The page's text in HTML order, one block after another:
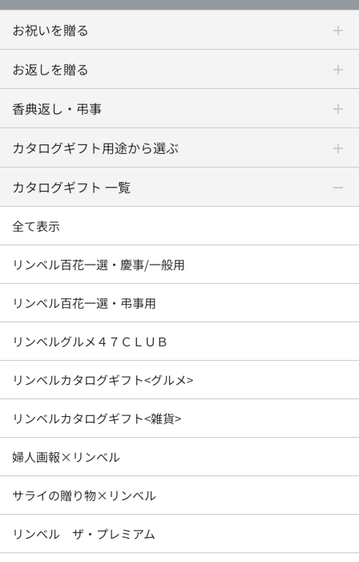
お祝いを贈る
お返しを贈る
香典返し・弔事
カタログギフト用途から選ぶ
カタログギフト 一覧
全て表示
リンベル百花一選・慶事/一般用
リンベル百花一選・弔事用
リンベルグルメ４７ＣＬＵＢ
リンベルカタログギフト<グルメ>
リンベルカタログギフト<雑貨>
婦人画報×リンベル
サライの贈り物×リンベル
リンベル ザ・プレミアム